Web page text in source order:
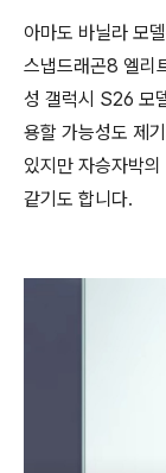
아마도 바닐라 모
스냅드래곤8 엘리
성 갤럭시 S26 모
용할 가능성도 제
있지만 자승자박
같기도 합니다.